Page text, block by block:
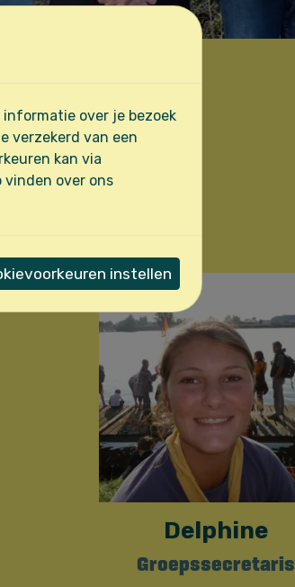
Delphine
Groepssecretaris
over je bezoek
verzekerd van een
kan via
vinden over ons
instellen